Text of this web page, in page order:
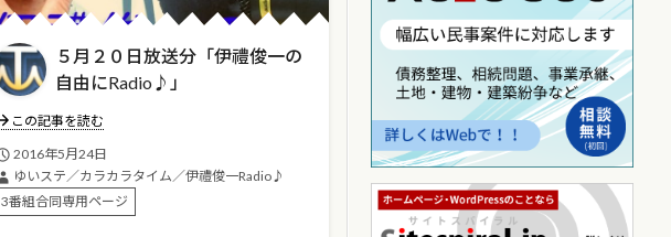
５月２０日放送分「伊禮俊一の
自由にRadio♪」
この記事を読む
2016年5月24日
ゆいステ／カラカラタイム／伊禮俊一Radio♪
3番組合同専用ページ